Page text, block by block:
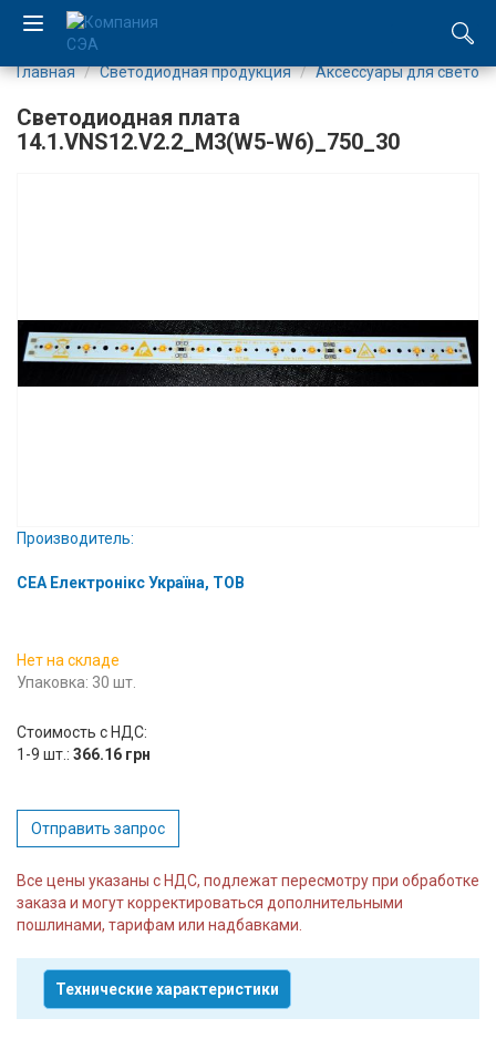
UA
Услуги
авторизация
Контакты
Блог
Главная Светодиодная продукция Аксесcуары для
Светодиодная плата
14.1.VNS12.V2.2_M3(W5-W6)_750_30
Производитель:
СЕА Електронікс Україна, ТОВ
Нет на складе
Упаковка: 30 шт.
Стоимость с НДС:
1-9 шт.: 366.16 грн
Отправить запрос
Все цены указаны с НДС, подлежат пересмотру при обработке
заказа и могут корректироваться дополнительными
пошлинами, тарифам или надбавками.
Технические характеристики